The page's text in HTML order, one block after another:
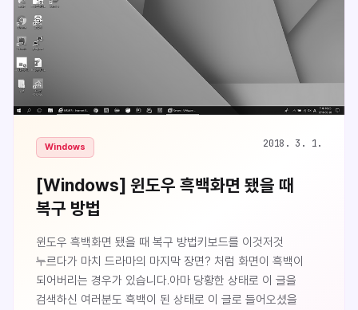
Windows 2018. 3. 1.
[Windows] 윈도우 흑백화면 됐을 때
복구 방법
윈도우 흑백화면 됐을 때 복구 방법키보드를 이것저것
누르다가 마치 드라마의 마지막 장면? 처럼 화면이 흑백이
되어버리는 경우가 있습니다.아마 당황한 상태로 이 글을
검색하신 여러분도 흑백이 된 상태로 이 글로 들어오셨을